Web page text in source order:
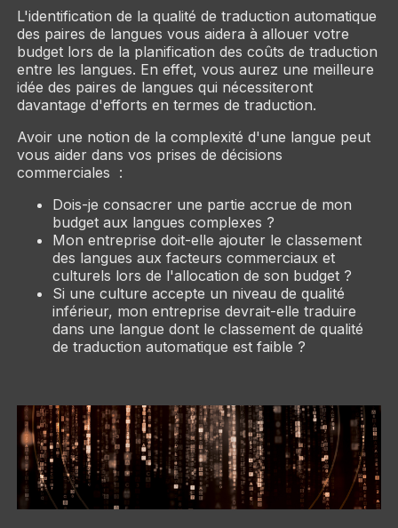
L'identification de la qualité de traduction automatique
des paires de langues vous aidera à allouer votre
budget lors de la planification des coûts de traduction
entre les langues. En effet, vous aurez une meilleure
idée des paires de langues qui nécessiteront
davantage d'efforts en termes de traduction.
Avoir une notion de la complexité d'une langue peut
vous aider dans vos prises de décisions
commerciales :
Dois-je consacrer une partie accrue de mon
budget aux langues complexes ?
Mon entreprise doit-elle ajouter le classement
des langues aux facteurs commerciaux et
culturels lors de l'allocation de son budget ?
Si une culture accepte un niveau de qualité
inférieur, mon entreprise devrait-elle traduire
dans une langue dont le classement de qualité
de traduction automatique est faible ?